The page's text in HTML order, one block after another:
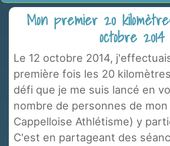
Mon premier 20
octobre 2014
Le 12 octobre 2014,
première fois les 20
défi que je me suis lancé en
nombre de personnes de
Cappelloise Athlétisme) y
C'est en partageant des